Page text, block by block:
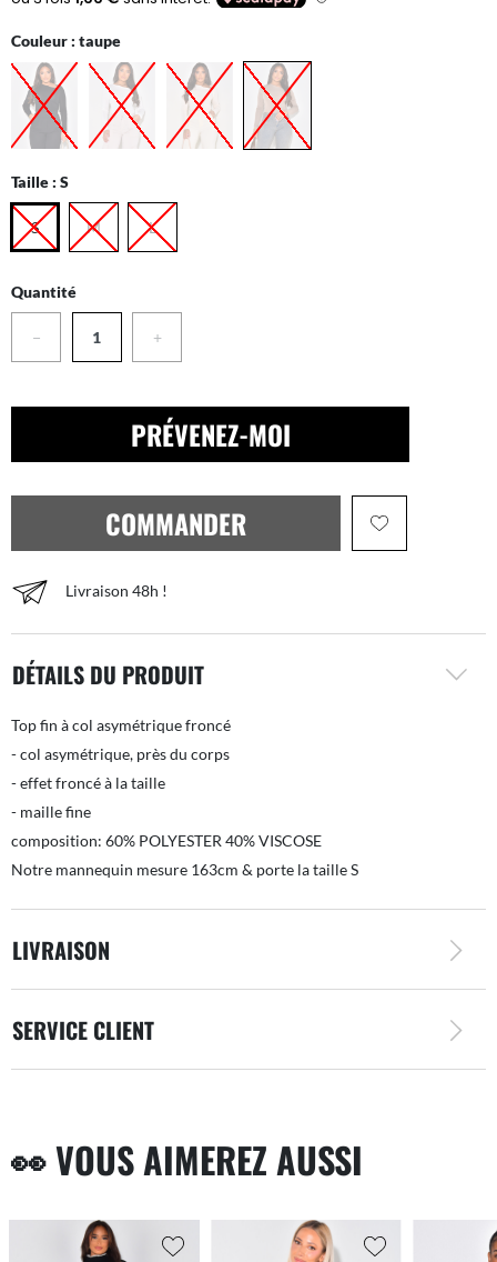
Couleur : taupe
Taille : S
S M L
Quantité
− +
PRÉVENEZ-MOI
COMMANDER
Livraison 48h !
DÉTAILS DU PRODUIT
Top fin à col asymétrique froncé
- col asymétrique, près du corps
- effet froncé à la taille
- maille fine
composition: 60% POLYESTER 40% VISCOSE
Notre mannequin mesure 163cm & porte la taille S
LIVRAISON
SERVICE CLIENT
👀 VOUS AIMEREZ AUSSI